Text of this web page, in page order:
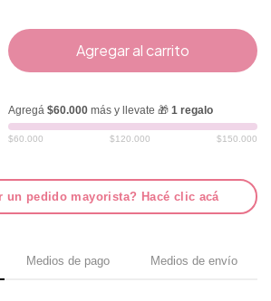
Agregá $60.000más y llevate 🎁 1 regalo
$60.000 $120.000 $150.000
un pedido mayorista? Hacé clic acá
Medios de pago Medios de envío